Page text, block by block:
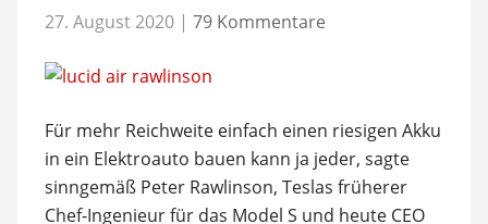
27. August 2020 | 79 Kommentare
Für mehr Reichweite einfach einen riesigen Akku
in ein Elektroauto bauen kann ja jeder, sagte
sinngemäß Peter Rawlinson, Teslas früherer
Chef-Ingenieur für das Model S und heute CEO